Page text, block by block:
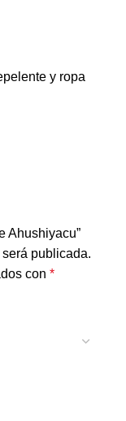
y ropa
Ahushiyacu”
publicada.
con *